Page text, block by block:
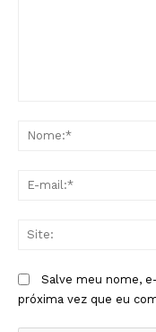
Salve meu nome,
próxima vez que eu